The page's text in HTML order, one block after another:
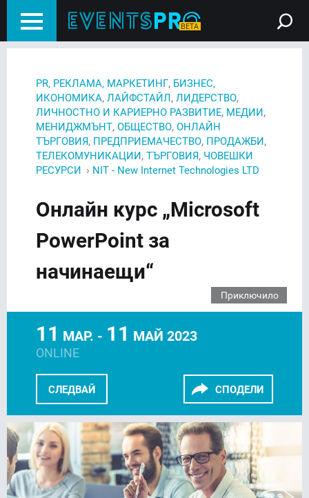
PR, РЕКЛАМА, МАРКЕТИНГ, БИЗНЕС,
ИКОНОМИКА, ЛАЙФСТАЙЛ, ЛИДЕРСТВО,
ЛИЧНОСТНО И КАРИЕРНО РАЗВИТИЕ, МЕДИИ,
МЕНИДЖМЪНТ, ОБЩЕСТВО, ОНЛАЙН
ТЪРГОВИЯ, ПРЕДПРИЕМАЧЕСТВО, ПРОДАЖБИ,
ТЕЛЕКОМУНИКАЦИИ, ТЪРГОВИЯ, ЧОВЕШКИ
РЕСУРСИ › NIT - New Internet Technologies LTD
Онлайн курс „Microsoft
PowerPoint за
начинаещи“
Приключило
СЛЕДВАЙ СПОДЕЛИ
11 МАР. - 11 МАЙ 2023
ONLINE
FACEBOOK LINKEDIN